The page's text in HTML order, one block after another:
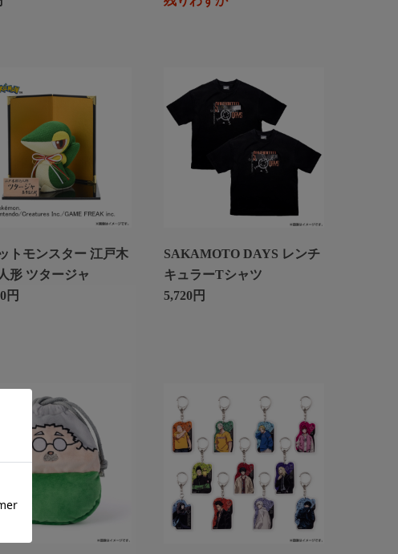
トモンスター 江戸木
形 ツタージャ
円
SAKAMOTO DAYS レンチ
キュラーTシャツ
5,720円